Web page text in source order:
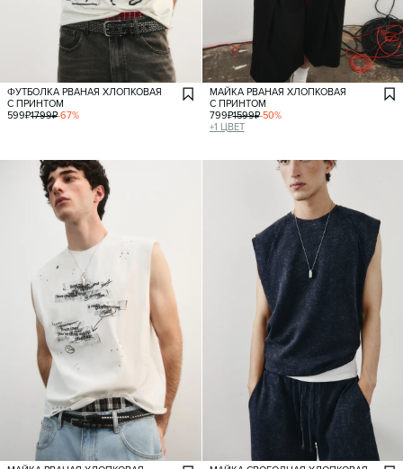
ФУТБОЛКА РВАНАЯ ХЛОПКОВАЯ
С ПРИНТОМ
599₽1799₽-67%
МАЙКА РВАНАЯ ХЛОПКОВАЯ
С ПРИНТОМ
799₽1599₽-50%
+1 ЦВЕТ